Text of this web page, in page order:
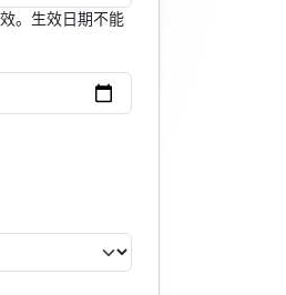
。生效日期不能